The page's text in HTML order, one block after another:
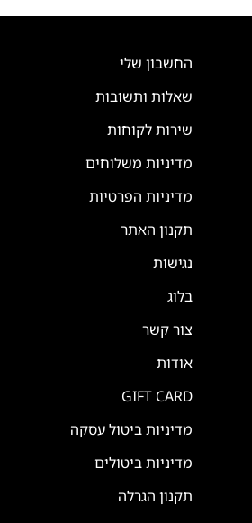
החשבון שלי
שאלות ותשובות
שירות לקוחות
מדיניות משלוחים
מדיניות הפרטיות
תקנון האתר
נגישות
בלוג
צור קשר
אודות
GIFT CARD
מדיניות ביטול עסקה
מדיניות ביטולים
תקנון הגרלה